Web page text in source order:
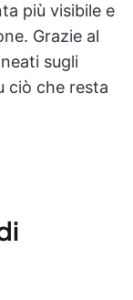
più visibile e
Grazie al
sugli
ciò che resta